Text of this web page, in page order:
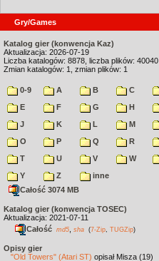
Gry/Games
Katalog gier (konwencja Kaz)
Aktualizacja: 2026-07-19
Liczba katalogów: 8878, liczba plików: 40040
Zmian katalogów: 1, zmian plików: 1
0-9 A B C
E
F G H
J
K L M
O
P Q R
T
U V W
Y
Z
inne
Całość 3074 MB
Katalog gier (konwencja TOSEC)
Aktualizacja: 2021-07-11
Całość md5 sha (7-Zip TUGZip)
Opisy gier
"Old Towers" (Atari ST) opisał Misza (19)